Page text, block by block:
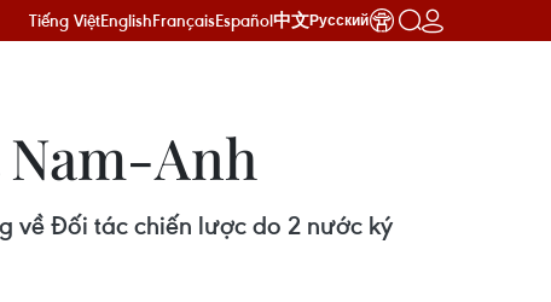
Tiếng ViệtEnglishFrançaisEspañol中文Русский
Anh
về Đối tác chiến lược do 2 nước ký